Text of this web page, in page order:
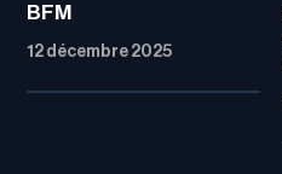
BFM
12 décembre 2025